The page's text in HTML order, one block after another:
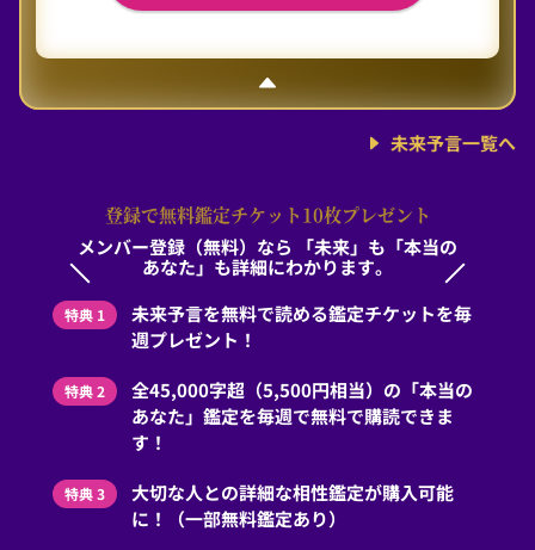
未来予言一覧へ
登録で無料鑑定チケット10枚プレゼント
メンバー登録（無料）なら
「未来」も「本当の
あなた」も詳細にわかります。
特典 1
未来予言を無料で読める鑑定チケットを毎
週プレゼント！
特典 2
全45,000字超（5,500円相当）の「本当の
あなた」鑑定を毎週で無料で購読できま
す！
特典 3
大切な人との詳細な相性鑑定が購入可能
に！（一部無料鑑定あり）